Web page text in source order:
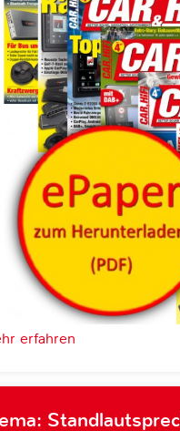
erfahren